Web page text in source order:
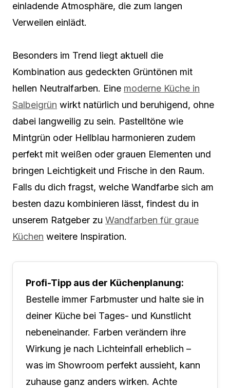
einladende Atmosphäre, die zum langen
Verweilen einlädt.
Besonders im Trend liegt aktuell die
Kombination aus gedeckten Grüntönen mit
hellen Neutralfarben. Eine moderne Küche in
Salbeigrün wirkt natürlich und beruhigend, ohne
dabei langweilig zu sein. Pastelltöne wie
Mintgrün oder Hellblau harmonieren zudem
perfekt mit weißen oder grauen Elementen und
bringen Leichtigkeit und Frische in den Raum.
Falls du dich fragst, welche Wandfarbe sich am
besten dazu kombinieren lässt, findest du in
unserem Ratgeber zu Wandfarben für graue
Küchen weitere Inspiration.
Profi-Tipp aus der Küchenplanung:
Bestelle immer Farbmuster und halte sie in
deiner Küche bei Tages- und Kunstlicht
nebeneinander. Farben verändern ihre
Wirkung je nach Lichteinfall erheblich –
was im Showroom perfekt aussieht, kann
zuhause ganz anders wirken. Achte